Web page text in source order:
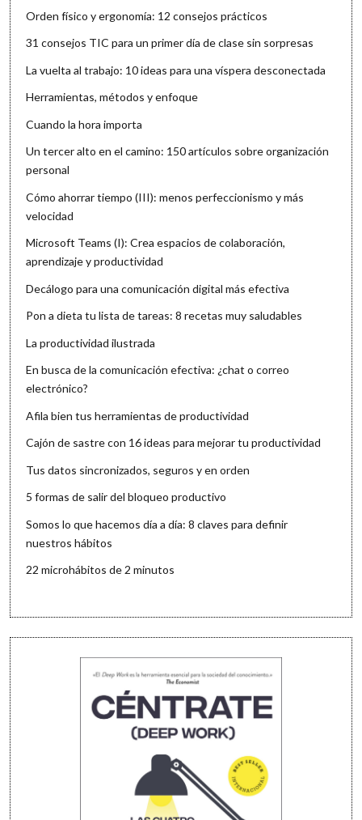
Orden físico y ergonomía: 12 consejos prácticos
31 consejos TIC para un primer día de clase sin sorpresas
La vuelta al trabajo: 10 ideas para una víspera desconectada
Herramientas, métodos y enfoque
Cuando la hora importa
Un tercer alto en el camino: 150 artículos sobre organización
personal
Cómo ahorrar tiempo (III): menos perfeccionismo y más
velocidad
Microsoft Teams (I): Crea espacios de colaboración,
aprendizaje y productividad
Decálogo para una comunicación digital más efectiva
Pon a dieta tu lista de tareas: 8 recetas muy saludables
La productividad ilustrada
En busca de la comunicación efectiva: ¿chat o correo
electrónico?
Afila bien tus herramientas de productividad
Cajón de sastre con 16 ideas para mejorar tu productividad
Tus datos sincronizados, seguros y en orden
5 formas de salir del bloqueo productivo
Somos lo que hacemos día a día: 8 claves para definir
nuestros hábitos
22 microhábitos de 2 minutos